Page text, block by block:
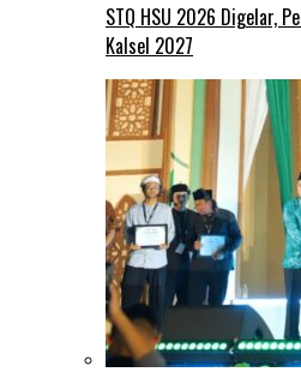
STQ HSU 2026 Digelar,
Kalsel 2027